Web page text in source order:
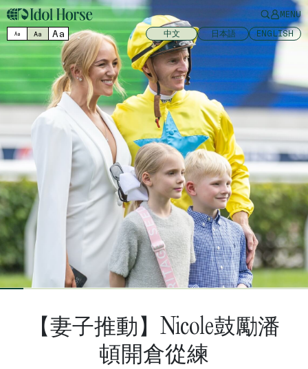
MENU
Aa Aa Aa 中文 日本語 ENGLISH
【妻子推動】Nicole鼓勵潘
頓開倉從練